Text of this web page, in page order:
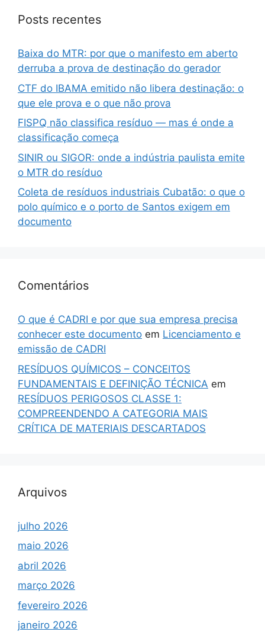
Posts recentes
Baixa do MTR: por que o manifesto em aberto
derruba a prova de destinação do gerador
CTF do IBAMA emitido não libera destinação: o
que ele prova e o que não prova
FISPQ não classifica resíduo — mas é onde a
classificação começa
SINIR ou SIGOR: onde a indústria paulista emite
o MTR do resíduo
Coleta de resíduos industriais Cubatão: o que o
polo químico e o porto de Santos exigem em
documento
Comentários
O que é CADRI e por que sua empresa precisa
conhecer este documento em Licenciamento e
emissão de CADRI
RESÍDUOS QUÍMICOS – CONCEITOS
FUNDAMENTAIS E DEFINIÇÃO TÉCNICA em
RESÍDUOS PERIGOSOS CLASSE 1:
COMPREENDENDO A CATEGORIA MAIS
CRÍTICA DE MATERIAIS DESCARTADOS
Arquivos
julho 2026
maio 2026
abril 2026
março 2026
fevereiro 2026
janeiro 2026